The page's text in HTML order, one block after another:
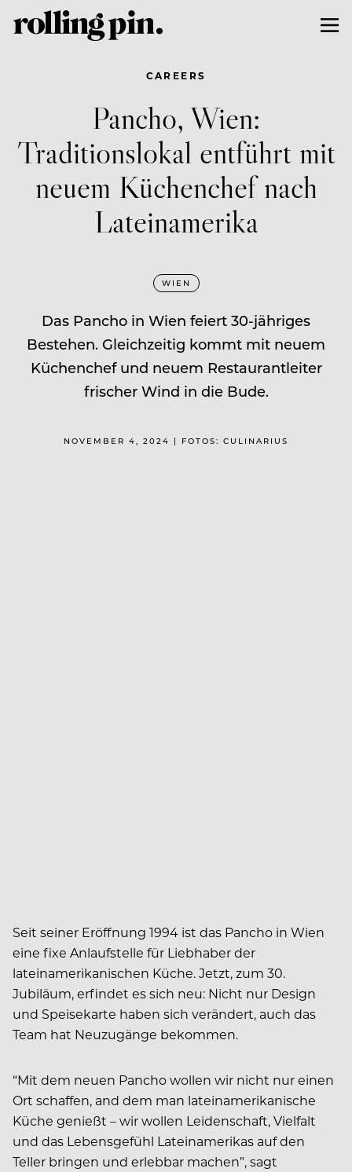
CAREERS
Pancho, Wien:
Traditionslokal entführt mit
neuem Küchenchef nach
Lateinamerika
WIEN
Das Pancho in Wien feiert 30-jähriges
Bestehen. Gleichzeitig kommt mit neuem
Küchenchef und neuem Restaurantleiter
frischer Wind in die Bude.
NOVEMBER 4, 2024 | FOTOS: CULINARIUS
Seit seiner Eröffnung 1994 ist das Pancho in Wien
eine fixe Anlaufstelle für Liebhaber der
lateinamerikanischen Küche. Jetzt, zum 30.
Jubiläum, erfindet es sich neu: Nicht nur Design
und Speisekarte haben sich verändert, auch das
Team hat Neuzugänge bekommen.
“Mit dem neuen Pancho wollen wir nicht nur einen
Ort schaffen, and dem man lateinamerikanische
Küche genießt – wir wollen Leidenschaft, Vielfalt
und das Lebensgefühl Lateinamerikas auf den
Teller bringen und erlebbar machen”, sagt